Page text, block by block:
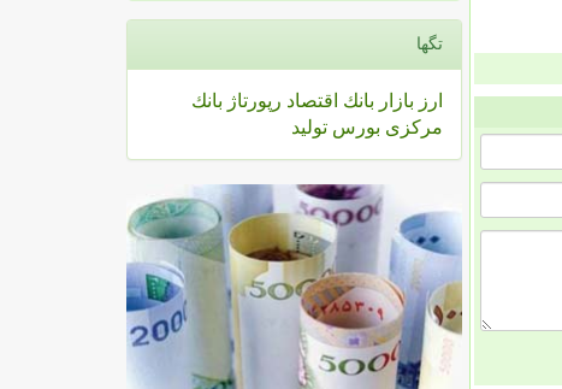
تگها
ارز بازار بانك اقتصاد رپورتاژ بانك
مركزی بورس تولید